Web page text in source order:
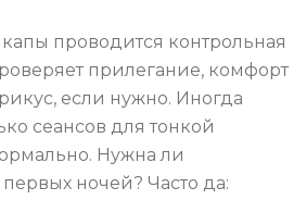
проводится контрольная
прилегание, комфорт
если нужно. Иногда
сеансов для тонкой
Нужна ли
ночей? Часто да: